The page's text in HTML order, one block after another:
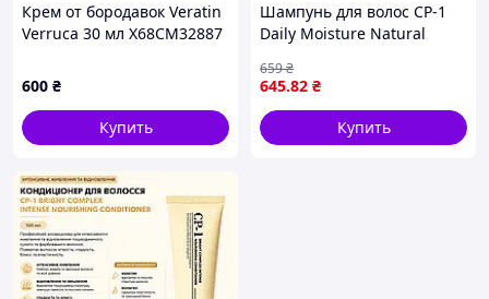
Крем от бородавок Veratin
Verruca 30 мл X68CM32887
600 ₴
Купить
Шампунь для волос CP-1
Daily Moisture Natural
натуральный
увлажняющий шампунь
для ежедневного ухода,
сухого,
645.82 ₴
659₴
Купить